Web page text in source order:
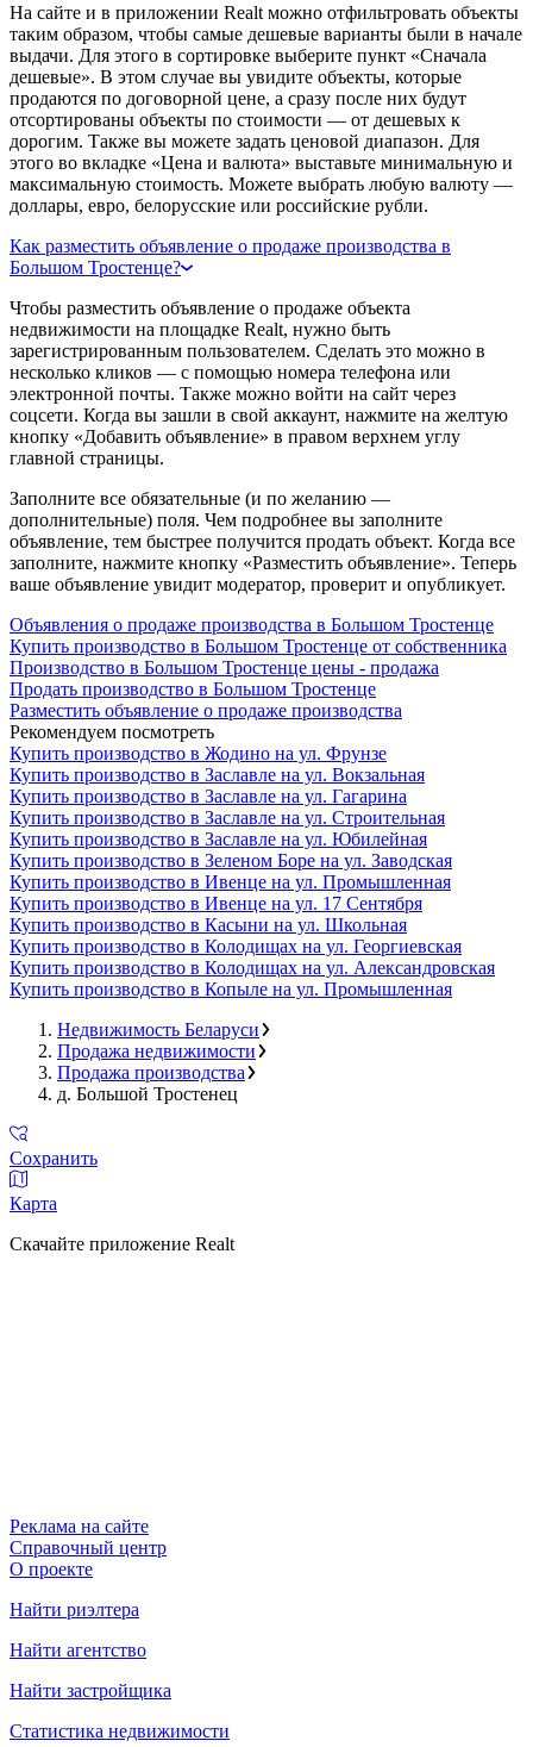
На сайте и в приложении Realt можно отфильтровать объекты
таким образом, чтобы самые дешевые варианты были в начале
выдачи. Для этого в сортировке выберите пункт «Сначала
дешевые». В этом случае вы увидите объекты, которые
продаются по договорной цене, а сразу после них будут
отсортированы объекты по стоимости — от дешевых к
дорогим. Также вы можете задать ценовой диапазон. Для
этого во вкладке «Цена и валюта» выставьте минимальную и
максимальную стоимость. Можете выбрать любую валюту —
доллары, евро, белорусские или российские рубли.
Как разместить объявление о продаже производства в
Большом Тростенце?
Чтобы разместить объявление о продаже объекта
недвижимости на площадке Realt, нужно быть
зарегистрированным пользователем. Сделать это можно в
несколько кликов — с помощью номера телефона или
электронной почты. Также можно войти на сайт через
соцсети. Когда вы зашли в свой аккаунт, нажмите на желтую
кнопку «Добавить объявление» в правом верхнем углу
главной страницы.
Заполните все обязательные (и по желанию —
дополнительные) поля. Чем подробнее вы заполните
объявление, тем быстрее получится продать объект. Когда все
заполните, нажмите кнопку «Разместить объявление». Теперь
ваше объявление увидит модератор, проверит и опубликует.
Объявления о продаже производства в Большом Тростенце
Купить производство в Большом Тростенце от собственника
Производство в Большом Тростенце цены - продажа
Продать производство в Большом Тростенце
Разместить объявление о продаже производства
Рекомендуем посмотреть
Купить производство в Жодино на ул. Фрунзе
Купить производство в Заславле на ул. Вокзальная
Купить производство в Заславле на ул. Гагарина
Купить производство в Заславле на ул. Строительная
Купить производство в Заславле на ул. Юбилейная
Купить производство в Зеленом Боре на ул. Заводская
Купить производство в Ивенце на ул. Промышленная
Купить производство в Ивенце на ул. 17 Сентября
Купить производство в Касыни на ул. Школьная
Купить производство в Колодищах на ул. Георгиевская
Купить производство в Колодищах на ул. Александровская
Купить производство в Копыле на ул. Промышленная
Недвижимость Беларуси
Продажа недвижимости
Продажа производства
д. Большой Тростенец
Сохранить
Карта
Скачайте приложение Realt
Реклама на сайте
Справочный центр
О проекте
Найти риэлтера
Найти агентство
Найти застройщика
Статистика недвижимости